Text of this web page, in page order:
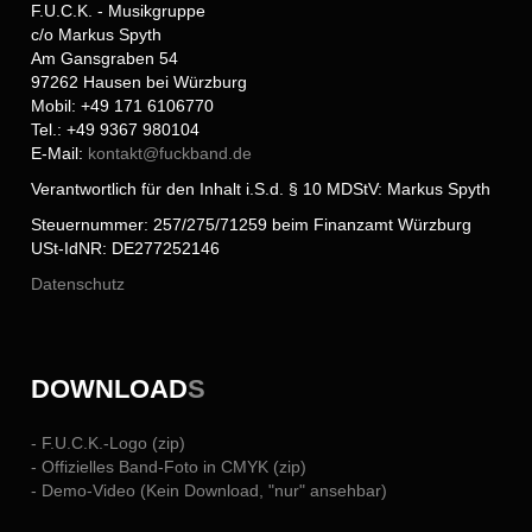
F.U.C.K. - Musikgruppe
c/o Markus Spyth
Am Gansgraben 54
97262 Hausen bei Würzburg
Mobil: +49 171 6106770
Tel.: +49 9367 980104
E-Mail: kontakt@fuckband.de
Verantwortlich für den Inhalt i.S.d. § 10 MDStV: Markus Spyth
Steuernummer: 257/275/71259 beim Finanzamt Würzburg
USt-IdNR: DE277252146
Datenschutz
DOWNLOADS
- F.U.C.K.-Logo (zip)
- Offizielles Band-Foto in CMYK (zip)
- Demo-Video (Kein Download, "nur" ansehbar)